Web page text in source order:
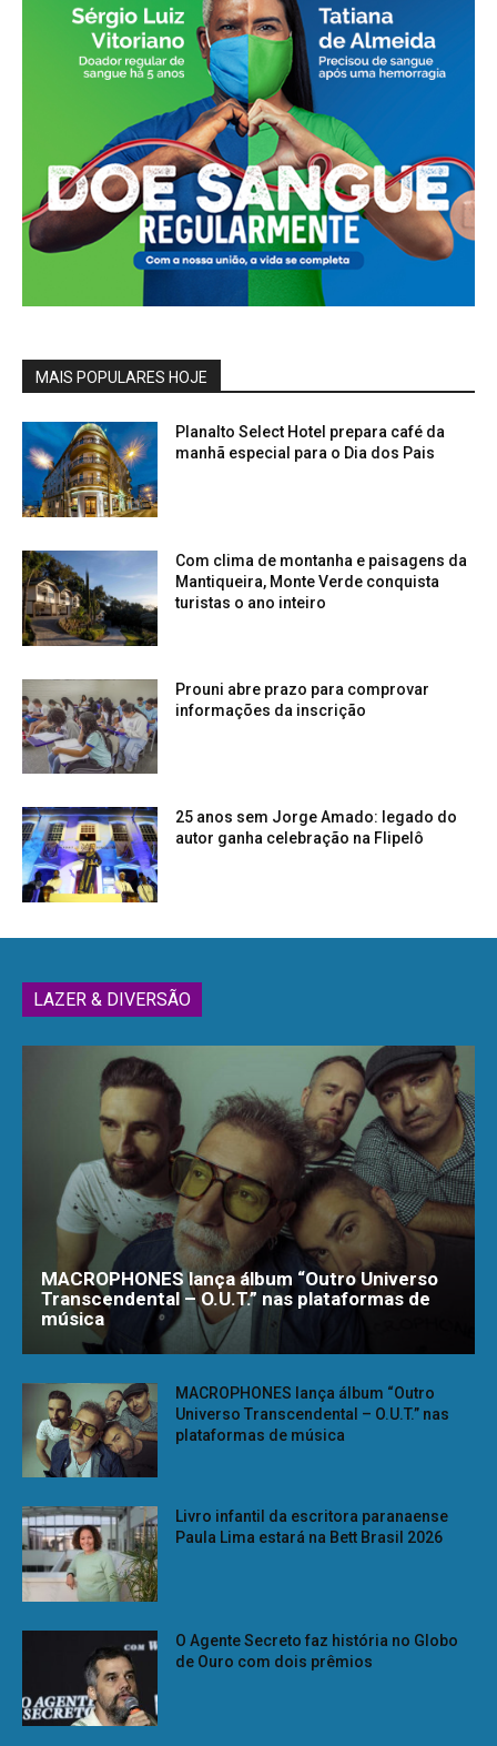
MAIS POPULARES HOJE
Planalto Select Hotel prepara café da
manhã especial para o Dia dos Pais
Com clima de montanha e paisagens da
Mantiqueira, Monte Verde conquista
turistas o ano inteiro
Prouni abre prazo para comprovar
informações da inscrição
25 anos sem Jorge Amado: legado do
autor ganha celebração na Flipelô
LAZER & DIVERSÃO
MACROPHONES lança álbum “Outro Universo
Transcendental – O.U.T.” nas plataformas de
música
MACROPHONES lança álbum “Outro
Universo Transcendental – O.U.T.” nas
plataformas de música
Livro infantil da escritora paranaense
Paula Lima estará na Bett Brasil 2026
O Agente Secreto faz história no Globo
de Ouro com dois prêmios